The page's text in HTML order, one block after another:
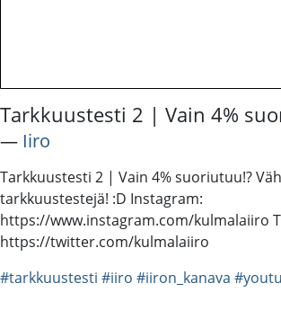
Tarkkuustesti 2 | Vain 4%
― Iiro
Tarkkuustesti 2 | Vain 4% suoriutuu!?
tarkkuustestejä! :D Instagram:
https://www.instagram.com/kulmalaiiro
https://twitter.com/kulmalaiiro
#tarkkuustesti #iiro #iiron_kanava